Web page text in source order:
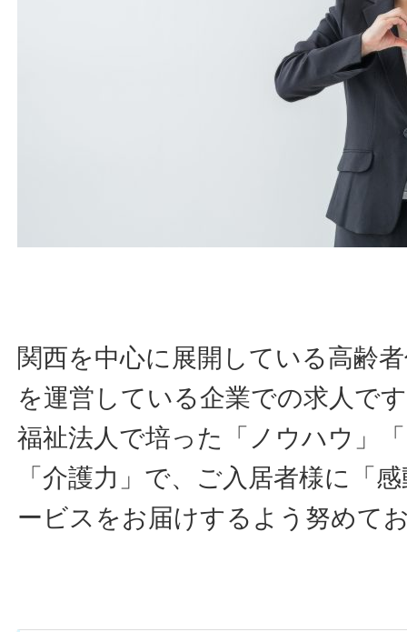
関西を中心に展開している高齢
を運営している企業での求人で
福祉法人で培った「ノウハウ」
「介護力」で、ご入居者様に「
ービスをお届けするよう努めて